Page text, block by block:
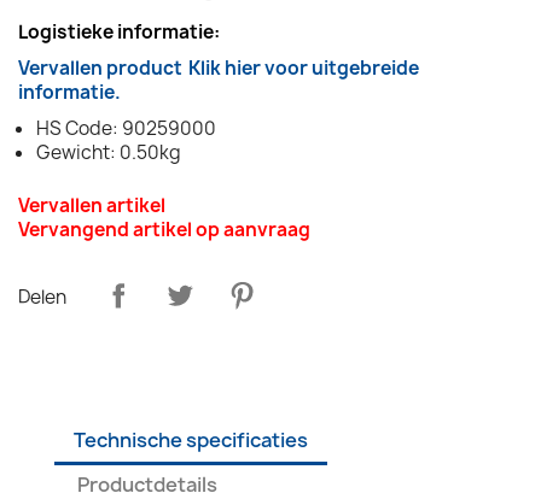
Logistieke informatie:
Vervallen product Klik hier voor uitgebreide
informatie.
HS Code: 90259000
Gewicht: 0.50kg
Vervallen artikel
Vervangend artikel op aanvraag
Delen
Technische specificaties
Productdetails